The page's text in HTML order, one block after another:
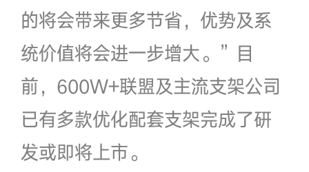
的将会带来更多节省，优势及系
统价值将会进一步增大。”目
前，600W+联盟及主流支架公司
已有多款优化配套支架完成了研
发或即将上市。